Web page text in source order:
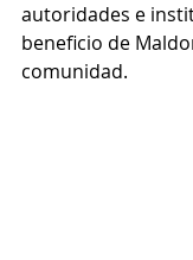
autoridades e
beneficio de
comunidad.